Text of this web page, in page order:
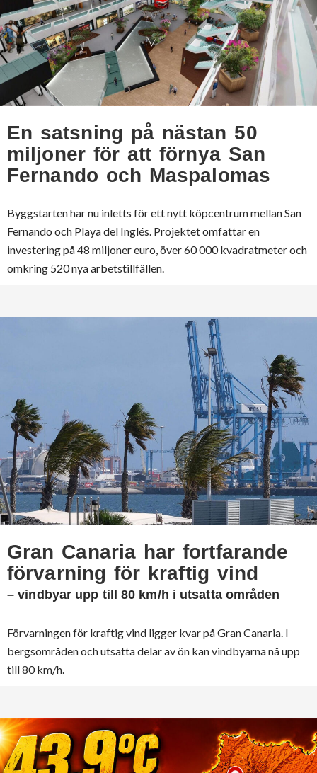
En satsning på nästan 50
miljoner för att förnya San
Fernando och Maspalomas
Byggstarten har nu inletts för ett nytt köpcentrum mellan San
Fernando och Playa del Inglés. Projektet omfattar en
investering på 48 miljoner euro, över 60 000 kvadratmeter och
omkring 520 nya arbetstillfällen.
Gran Canaria har fortfarande
förvarning för kraftig vind
– vindbyar upp till 80 km/h i utsatta områden
Förvarningen för kraftig vind ligger kvar på Gran Canaria. I
bergsområden och utsatta delar av ön kan vindbyarna nå upp
till 80 km/h.